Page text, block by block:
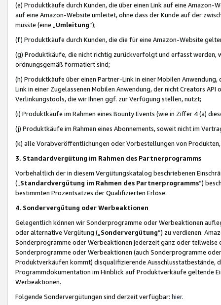
(e) Produktkäufe durch Kunden, die über einen Link auf eine
auf eine Amazon-Website umleitet, ohne dass der Kunde auf der
müsste (eine „ Umleitung“);
(f) Produktkäufe durch Kunden, die die für eine Amazon-Website
(g) Produktkäufe, die nicht richtig zurückverfolgt und erfasst werden,
ordnungsgemäß formatiert sind;
(h) Produktkäufe über einen Partner-Link in einer Mobilen
Link in einer Zugelassenen Mobilen Anwendung, der nicht Creators
Verlinkungstools, die wir Ihnen ggf. zur Verfügung stellen, nutzt;
(i) Produktkäufe im Rahmen eines Bounty Events (wie in Ziffer 4 (a)
(j) Produktkäufe im Rahmen eines Abonnements, soweit nicht im
(k) alle Vorabveröffentlichungen oder Vorbestellungen von
3. Standardvergütung im Rahmen des Partnerprogramms
Vorbehaltlich der in diesem Vergütungskatalog beschriebenen
(„ Standardvergütung im Rahmen des Partnerprogramms“)
bestimmten Prozentsatzes der Qualifizierten Erlöse.
4. Sondervergütung oder Werbeaktionen
Gelegentlich können wir Sonderprogramme oder Werbeaktionen
oder alternative Vergütung („ Sondervergütung”) zu verdienen.
Sonderprogramme oder Werbeaktionen jederzeit ganz oder
Sonderprogramme oder Werbeaktionen (auch Sonderprogramme
Produktverkäufen kommt) disqualifizierende Ausschlusstatbestände,
Programmdokumentation im Hinblick auf Produktverkäufe geltende
Werbeaktionen.
Folgende Sondervergütungen sind derzeit verfügbar: hier.